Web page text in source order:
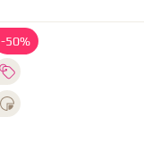
-50%